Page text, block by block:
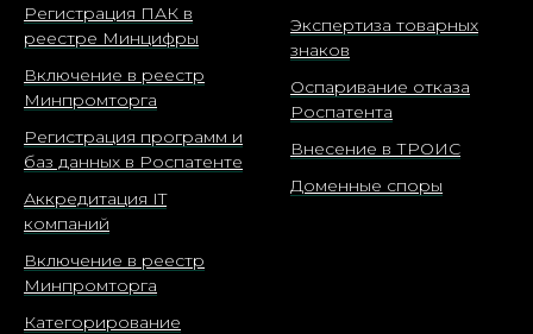
Регистрация ПАК в
реестре Минцифры
Включение в реестр
Минпромторга
Регистрация программ и
баз данных в Роспатенте
Аккредитация IT
компаний
Включение в реестр
Минпромторга
Категорирование
Экспертиза товарных
знаков
Оспаривание отказа
Роспатента
Внесение в ТРОИС
Доменные споры